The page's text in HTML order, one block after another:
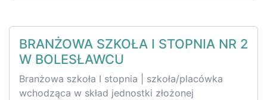
BRANŻOWA SZKOŁA I STOPNIA NR 2
W BOLESŁAWCU
Branżowa szkoła I stopnia | szkoła/placówka
wchodząca w skład jednostki złożonej